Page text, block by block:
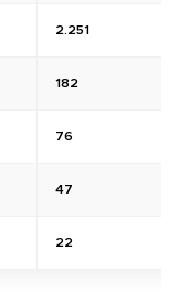
2.251
182
76
47
22